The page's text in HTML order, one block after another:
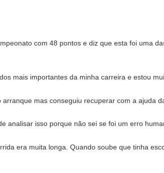
com 48 pontos e diz que esta foi uma
mais importantes da minha carreira e estou
mas conseguiu recuperar com a ajuda
analisar isso porque não sei se foi um erro
era muita longa. Quando soube que tinha